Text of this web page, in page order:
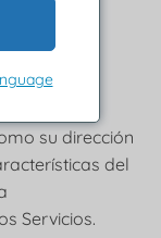
su dirección
del
Servicios.